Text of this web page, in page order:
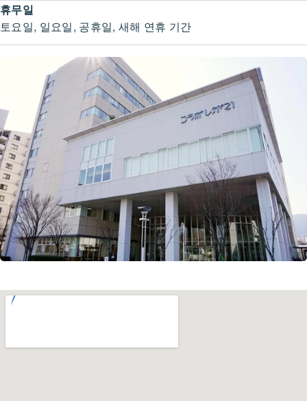
휴무일
토요일, 일요일, 공휴일, 새해 연휴 기간